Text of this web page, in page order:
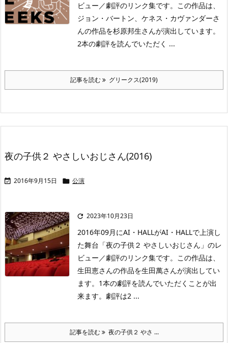
ビュー／劇評のリンク集です。この作品は、
ジョン・バートン、ケネス・カヴァンダーさ
んの作品を杉原邦生さんが演出しています。
2本の劇評を読んでいただく ...
記事を読む グリークス(2019)
夜の子供２ やさしいおじさん(2016)
 2016年9月15日  公演
 2023年10月23日
2016年09月にAI・HALLがAI・HALLで上演し
た舞台「夜の子供２ やさしいおじさん」のレ
ビュー／劇評のリンク集です。この作品は、
生田恵さんの作品を生田萬さんが演出してい
ます。1本の劇評を読んでいただくことが出
来ます。劇評は2 ...
記事を読む 夜の子供２ やさ ...